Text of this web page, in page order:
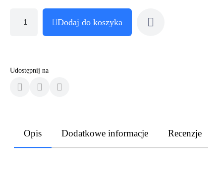
Dodaj do koszyka
Udostępnij na
Opis Dodatkowe informacje Recenzje